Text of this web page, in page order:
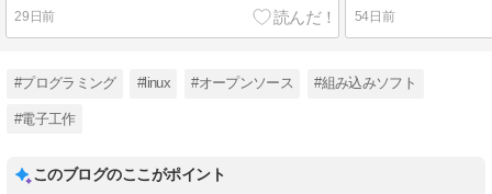
29日前 54日前
#プログラミング #linux #オープンソース #組み込みソフト
#電子工作
このブログのここがポイント